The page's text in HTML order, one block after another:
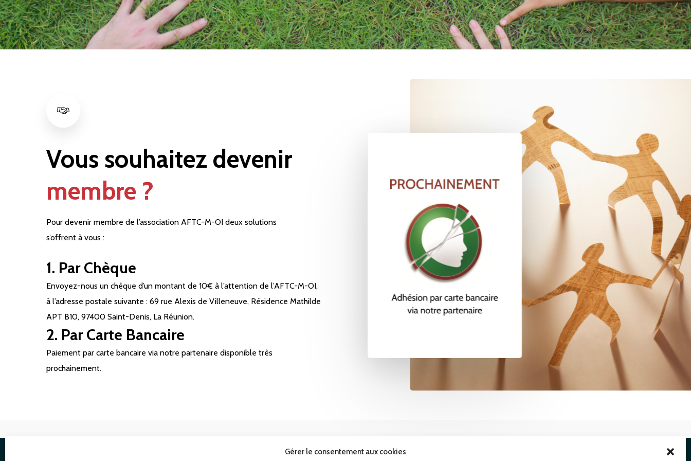
Gérer le consentement aux cookies
Vous souhaitez devenir
membre ?
Pour devenir membre de l’association AFTC-M-OI deux solutions
s’offrent à vous :
1. Par Chèque
Envoyez-nous un chèque d’un montant de 10€ à l’attention de l’AFTC-M-OI,
à l’adresse postale suivante : 69 rue Alexis de Villeneuve, Résidence Mathilde
APT B10, 97400 Saint-Denis, La Réunion.
2. Par Carte Bancaire
Paiement par carte bancaire via notre partenaire disponible très
prochainement.